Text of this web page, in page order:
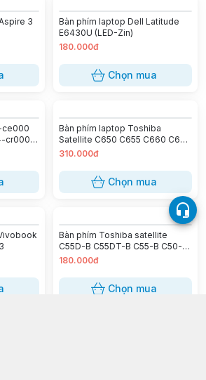
3
Bàn phím laptop Dell Latitude
E6430U (LED-Zin)
180.000đ
Chọn mua
ce000
cr000
dk000
Bàn phím laptop Toshiba
Satellite C650 C655 C660 C665
C670 C675 L650 L660 L655
Dynabook T350 B551 B552 L655
310.000đ
Chọn mua
Bàn phím Toshiba satellite
C55D-B C55DT-B C55-B C50-B
C50D-B C50-B C55-B C55-
B C50A-B
180.000đ
Chọn mua